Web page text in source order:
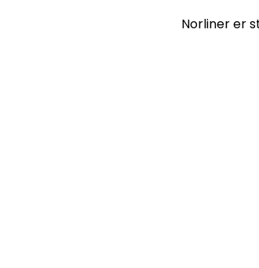
Norliner er